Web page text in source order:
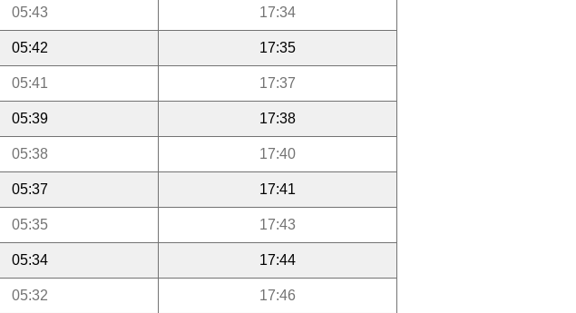
05:43 17:34
05:42 17:35
05:41 17:37
05:39 17:38
05:38 17:40
05:37 17:41
05:35 17:43
05:34 17:44
05:32 17:46